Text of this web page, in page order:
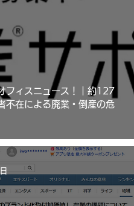
フィスニュース！｜約127
不在による廃業・倒産の危